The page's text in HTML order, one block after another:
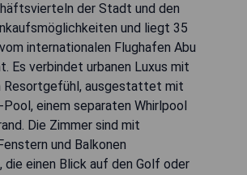
der Stadt und den
und liegt 35
internationalen Flughafen Abu
Es verbindet urbanen Luxus mit
Resortgefühl, ausgestattet mit
einem separaten Whirlpool
Die Zimmer sind mit
und Balkonen
einen Blick auf den Golf oder